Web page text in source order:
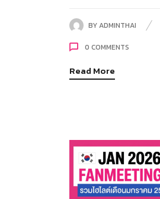
BYADMINTHAI
0 COMMENTS
Read More